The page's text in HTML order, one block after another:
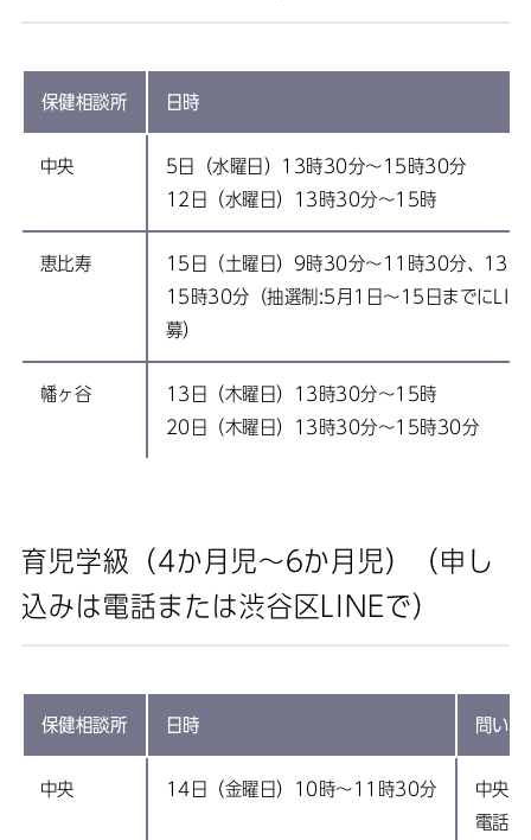
保健相談所 日時
中央
5日（水曜日）13時30分～15時30分
12日（水曜日）13時30分～15時
恵比寿
15日（土曜日）9時30分～11時30分、13時
15時30分（抽選制:5月1日〜15日までに
募）
幡ヶ谷
13日（木曜日）13時30分～15時
20日（木曜日）13時30分～15時30分
育児学級（4か月児〜6か月児）（申し
込みは電話または渋谷区LINEで）
保健相談所 日時 問い
中央 14日（金曜日）10時～11時30分
中央
電話